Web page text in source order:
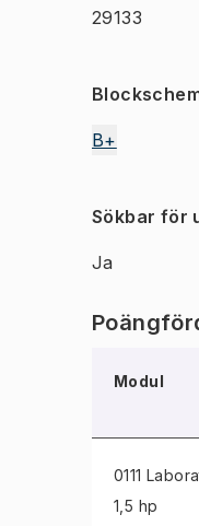
29133
B+
Sökbar för
Ja
Modul
0111
1,5 hp